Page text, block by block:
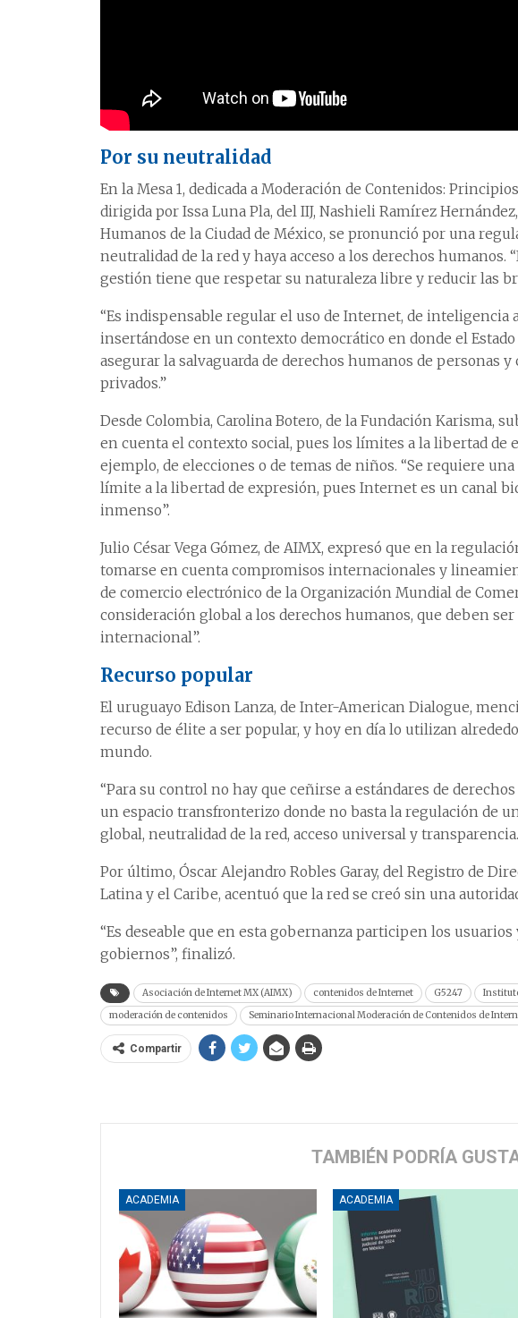
Por su neutralidad
En la Mesa 1, dedicada a Moderación de Contenidos:
dirigida por Issa Luna Pla, del IIJ, Nashieli Ramírez
Humanos de la Ciudad de México, se pronunció por una
neutralidad de la red y haya acceso a los derechos
gestión tiene que respetar su naturaleza libre y reducir las
“Es indispensable regular el uso de Internet, de inteligencia
insertándose en un contexto democrático en donde el
asegurar la salvaguarda de derechos humanos de personas
privados.”
Desde Colombia, Carolina Botero, de la Fundación Karisma,
en cuenta el contexto social, pues los límites a la libertad de
ejemplo, de elecciones o de temas de niños. “Se requiere
límite a la libertad de expresión, pues Internet es un canal
inmenso”.
Julio César Vega Gómez, de AIMX, expresó que en la
tomarse en cuenta compromisos internacionales y
de comercio electrónico de la Organización Mundial de
consideración global a los derechos humanos, que deben
internacional”.
Recurso popular
El uruguayo Edison Lanza, de Inter-American Dialogue,
recurso de élite a ser popular, y hoy en día lo utilizan
mundo.
“Para su control no hay que ceñirse a estándares de
un espacio transfronterizo donde no basta la regulación de
global, neutralidad de la red, acceso universal y
Por último, Óscar Alejandro Robles Garay, del Registro de
Latina y el Caribe, acentuó que la red se creó sin una
“Es deseable que en esta gobernanza participen los
gobiernos”, finalizó.
Asociación de Internet MX (AIMX) contenidos de Internet G5247
moderación de contenidos
Seminario Internacional Moderación de Contenidos de
Compartir
TAMBIÉN PODRÍA
ACADEMIA ACADEMIA